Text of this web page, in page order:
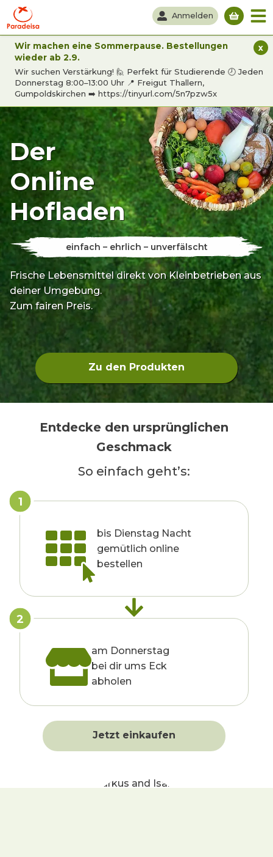
Anmelden
Du
Wir machen eine Sommerpause. Bestellungen
wieder ab 2.9.
x
Wir suchen Verstärkung! 🙋 Perfekt für Studierende 🕗 Jeden
Donnerstag 8:00–13:00 Uhr 📍 Freigut Thallern,
Gumpoldskirchen ➡️ https://tinyurl.com/5n7pzw5x
Der
Online
Hofladen
einfach – ehrlich – unverfälscht
Frische Lebensmittel direkt von Kleinbetrieben aus
deiner Umgebung.
Zum fairen Preis.
Zu den Produkten
Entdecke den ursprünglichen
Geschmack
So einfach geht’s:
1
bis Dienstag Nacht
gemütlich online
bestellen
2
am Donnerstag
bei dir ums Eck
abholen
Jetzt einkaufen